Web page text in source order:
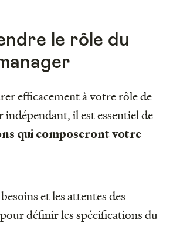
le rôle du
efficacement à votre rôle de
il est essentiel de
qui composeront votre
et les attentes des
définir les spécifications du